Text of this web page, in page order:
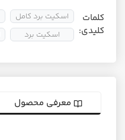
کلمات
کلیدی:
اسکیت برد کامل
اسکیت برد
معرفی محصول